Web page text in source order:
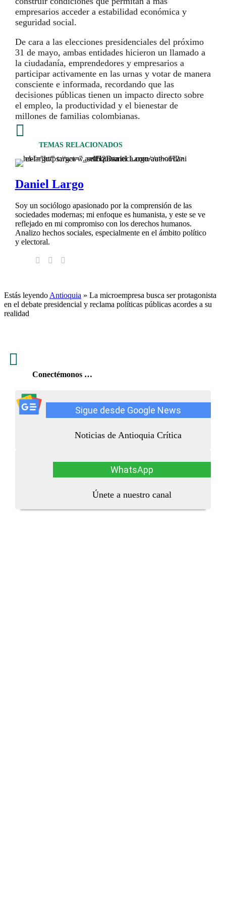
empresarios acceder a estabilidad económica y
seguridad social.
De cara a las elecciones presidenciales del próximo
31 de mayo, ambas entidades hicieron un llamado a
la ciudadanía, emprendedores y empresarios a
participar activamente en las urnas y votar de manera
consciente e informada, recordando que las
decisiones públicas tienen un impacto directo sobre
el empleo, la productividad y el bienestar de
millones de familias colombianas.

TEMAS RELACIONADOS
Daniel Largo
Soy un sociólogo apasionado por la comprensión de las
sociedades modernas; mi enfoque es humanista, y este se ve
reflejado en mi compromiso con los derechos humanos.
Analizo hechos sociales, especialmente en el ámbito político
y electoral.
Estás leyendo Antioquia » La microempresa busca ser protagonista
en el debate presidencial y reclama políticas públicas acordes a su
realidad

Conectémonos …
Sigue desde Google News
Noticias de Antioquia Crítica
WhatsApp
Únete a nuestro canal